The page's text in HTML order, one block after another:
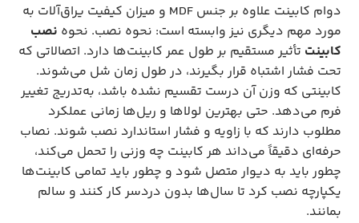
دوام کابینت علاوه بر جنس MDF و میزان کیفیت یراق‌آلات به
مورد مهم دیگری نیز وابسته است: نحوه نصب. نحوه نصب
کابینت تأثیر مستقیم بر طول عمر کابینت‌ها دارد. اتصالاتی که
تحت فشار اشتباه قرار بگیرند، در طول زمان شل می‌شوند.
کابینتی که وزن آن درست تقسیم نشده باشد، به‌تدریج تغییر
فرم می‌دهد. حتی بهترین لولاها و ریل‌ها زمانی عملکرد
مطلوب دارند که با زاویه و فشار استاندارد نصب شوند. نصاب
حرفه‌ای دقیقاً می‌داند هر کابینت چه وزنی را تحمل می‌کند،
چطور باید به دیوار متصل شود و چطور باید تمامی کابینت‌ها
یکپارچه نصب کرد تا سال‌ها بدون دردسر کار کنند و سالم
بمانند.